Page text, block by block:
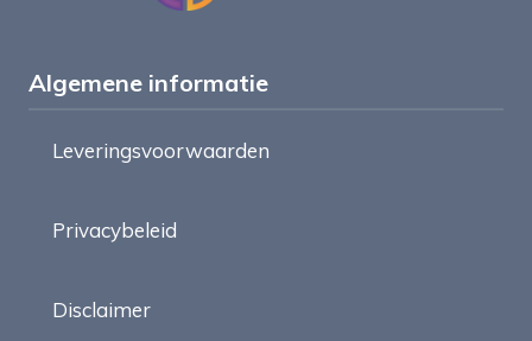
Algemene informatie
Leveringsvoorwaarden
Privacybeleid
Disclaimer